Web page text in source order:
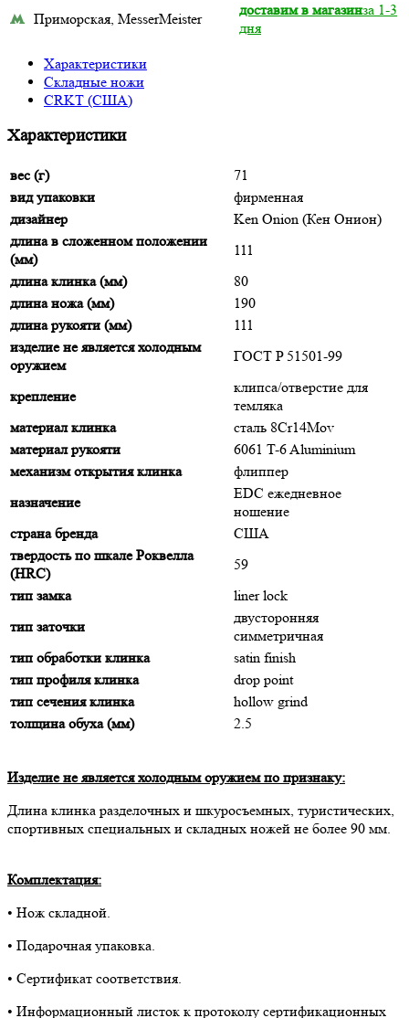
Приморская, MesserMeister
доставим в магазинза 1-3
дня
Характеристики
Складные ножи
CRKT (США)
Характеристики
вес (г)
71
вид упаковки
фирменная
дизайнер
Ken Onion (Кен Онион)
длина в сложенном положении
(мм)
111
длина клинка (мм)
80
длина ножа (мм)
190
длина рукояти (мм)
111
изделие не является холодным
оружием
ГОСТ P 51501-99
крепление
клипса/отверстие для
темляка
материал клинка
сталь 8Cr14Mov
материал рукояти
6061 T-6 Aluminium
механизм открытия клинка
флиппер
назначение
EDC ежедневное
ношение
страна бренда
США
твердость по шкале Роквелла
(HRC)
59
тип замка
liner lock
тип заточки
двусторонняя
симметричная
тип обработки клинка
satin finish
тип профиля клинка
drop point
тип сечения клинка
hollow grind
толщина обуха (мм)
2.5
Изделие не является холодным оружием по признаку:
Длина клинка разделочных и шкуросъемных, туристических,
спортивных специальных и складных ножей не более 90 мм.
Комплектация:
• Нож складной.
• Подарочная упаковка.
• Сертификат соответствия.
• Информационный листок к протоколу сертификационных